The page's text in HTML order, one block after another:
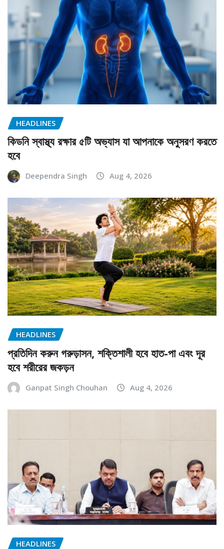
HEADLINES
কিডনি স্বাস্থ্য রক্ষার ৫টি অভ্যাস যা আপনাকে অনুসরণ করতে
হবে
Deependra Singh Aug 4, 2026
HEADLINES
প্রতিদিন করুন গরুড়াসন, শক্তিশালী হবে হাত-পা এবং দূর
হবে শরীরের জকড়ন
Ganpat Singh Chouhan Aug 4, 2026
HEADLINES